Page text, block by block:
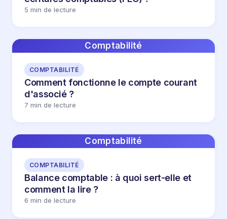
5 min de lecture
Comptabilité
COMPTABILITÉ
Comment fonctionne le compte courant
d'associé ?
7 min de lecture
Comptabilité
COMPTABILITÉ
Balance comptable : à quoi sert-elle et
comment la lire ?
6 min de lecture